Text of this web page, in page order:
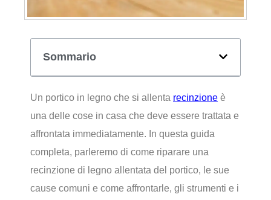
Sommario
Un portico in legno che si allenta recinzione è
una delle cose in casa che deve essere trattata e
affrontata immediatamente. In questa guida
completa, parleremo di come riparare una
recinzione di legno allentata del portico, le sue
cause comuni e come affrontarle, gli strumenti e i